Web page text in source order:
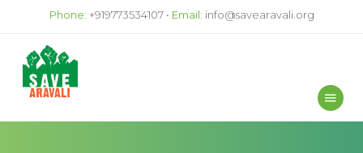
Phone: +919773534107 • Email: info@savearavali.org